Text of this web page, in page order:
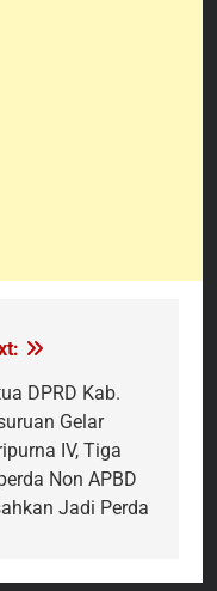
DPRD Kab.
Gelar
IV, Tiga
Non APBD
Jadi Perda